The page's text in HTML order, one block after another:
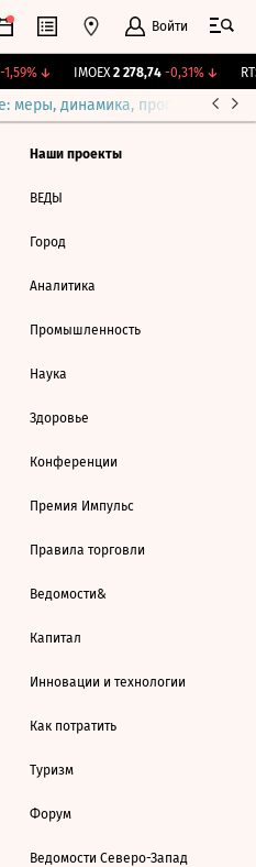
Войти
↓ IMOEX 2 278,74 -0,31%↓
меры, динамика, прогнозы
Наши проекты
ВЕДЫ
Город
Аналитика
Промышленность
Наука
Здоровье
Конференции
Премия Импульс
Правила торговли
Ведомости&
Капитал
Инновации и технологии
Как потратить
Туризм
Форум
Ведомости Северо-Запад